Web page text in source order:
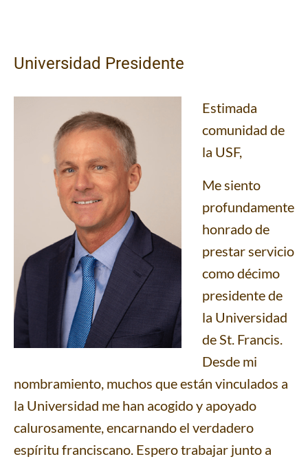
Universidad Presidente
Estimada
comunidad de
la USF,
Me siento
profundamente
honrado de
prestar servicio
como décimo
presidente de
la Universidad
de St. Francis.
Desde mi
nombramiento, muchos que están vinculados a
la Universidad me han acogido y apoyado
calurosamente, encarnando el verdadero
espíritu franciscano. Espero trabajar junto a